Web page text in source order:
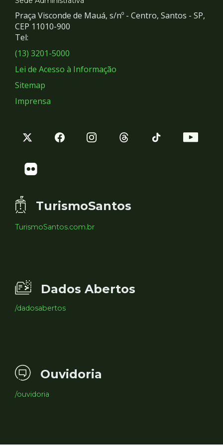
e
Redes
Sociais
Praça Visconde de Mauá, s/nº - Centro, Santos - SP,
CEP 11010-900
Tel:
(13) 3201-5000
Lei de Acesso à Informação
Sitemap
Imprensa
TurismoSantos
TurismoSantos.com.br
Dados Abertos
/dadosabertos
Ouvidoria
/ouvidoria